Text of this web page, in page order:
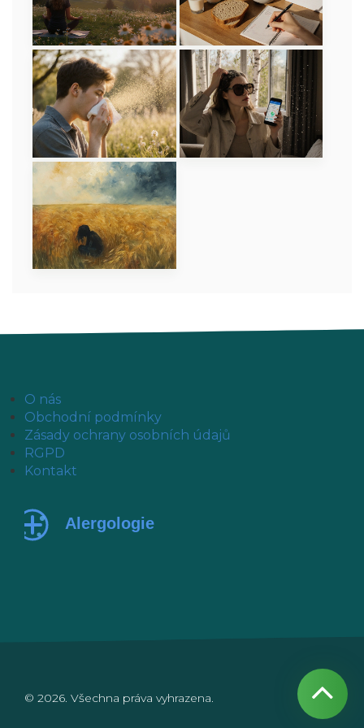
O nás
Obchodní podmínky
Zásady ochrany osobních údajů
RGPD
Kontakt
© 2026. Všechna práva vyhrazena.